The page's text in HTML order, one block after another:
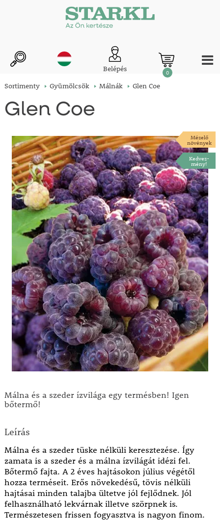
Belépés 0
Sortimenty Gyümölcsök Málnák Glen Coe
Glen Coe
Mézelő
növények
Kedvez-
mény!
Málna és a szeder ízvilága egy termésben! Igen
bőtermő!
Leírás
Málna és a szeder tüske nélküli keresztezése. Így
zamata is a szeder és a málna ízvilágát idézi fel.
Bőtermő fajta. A 2 éves hajtásokon július végétől
hozza terméseit. Erős növekedésű, tövis nélküli
hajtásai minden talajba ültetve jól fejlődnek. Jól
felhasználható lekvárnak illetve szörpnek is.
Természetesen frissen fogyasztva is nagyon finom.